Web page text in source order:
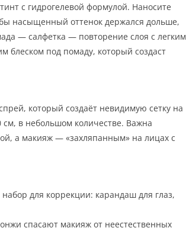
с гидрогелевой формулой. Наносите
насыщенный оттенок держался дольше,
— салфетка — повторение слоя с легким
блеском под помаду, который создаст
который создаёт невидимую сетку на
в небольшом количестве. Важна
а макияж — «захляпанным» на лицах с
для коррекции: карандаш для глаз,
спасают макияж от неестественных